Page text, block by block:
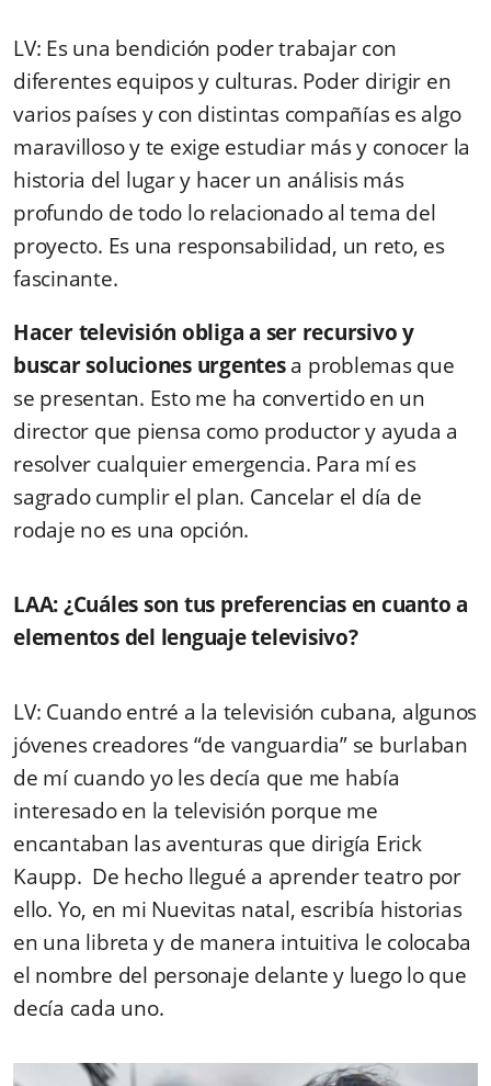
LV: Es una bendición poder trabajar con
diferentes equipos y culturas. Poder dirigir en
varios países y con distintas compañías es algo
maravilloso y te exige estudiar más y conocer la
historia del lugar y hacer un análisis más
profundo de todo lo relacionado al tema del
proyecto. Es una responsabilidad, un reto, es
fascinante.
Hacer televisión obliga a ser recursivo y
buscar soluciones urgentesa problemas que
se presentan. Esto me ha convertido en un
director que piensa como productor y ayuda a
resolver cualquier emergencia. Para mí es
sagrado cumplir el plan. Cancelar el día de
rodaje no es una opción.
LAA: ¿Cuáles son tus preferencias en cuanto a
elementos del lenguaje televisivo?
LV: Cuando entré a la televisión cubana, algunos
jóvenes creadores “de vanguardia” se burlaban
de mí cuando yo les decía que me había
interesado en la televisión porque me
encantaban las aventuras que dirigía Erick
Kaupp. De hecho llegué a aprender teatro por
ello. Yo, en mi Nuevitas natal, escribía historias
en una libreta y de manera intuitiva le colocaba
el nombre del personaje delante y luego lo que
decía cada uno.